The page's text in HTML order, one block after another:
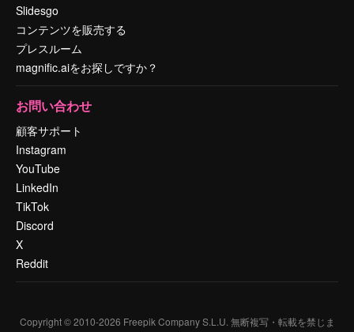
Slidesgo
コンテンツを販売する
プレスルーム
magnific.aiをお探しですか？
お問い合わせ
顧客サポート
Instagram
YouTube
LinkedIn
TikTok
Discord
X
Reddit
Copyright © 2010-2026 Freepik Company S.L.U. 無断複写・転載を禁じま